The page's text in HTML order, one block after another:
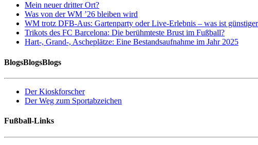
Mein neuer dritter Ort?
Was von der WM ’26 bleiben wird
WM trotz DFB-Aus: Gartenparty oder Live-Erlebnis – was ist
Trikots des FC Barcelona: Die berühmteste Brust im Fußball?
Hart-, Grand-, Ascheplätze: Eine Bestandsaufnahme im Jahr 2025
BlogsBlogsBlogs
Der Kioskforscher
Der Weg zum Sportabzeichen
Fußball-Links